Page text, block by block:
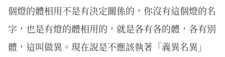
個燈的體相用不是有決定關係的，你沒有這個燈的名
字，也是有燈的體相用的，就是各有各的體，各有別
體，這叫做異。現在說是不應該執著「義異名異」